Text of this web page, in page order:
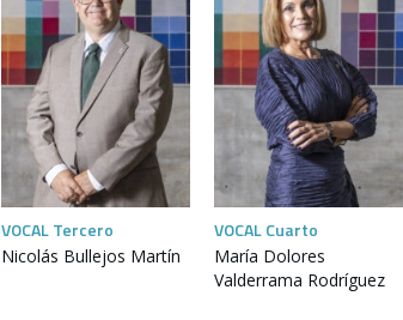
VOCAL Tercero
Nicolás Bullejos Martín
VOCAL Cuarto
María Dolores
Valderrama Rodríguez